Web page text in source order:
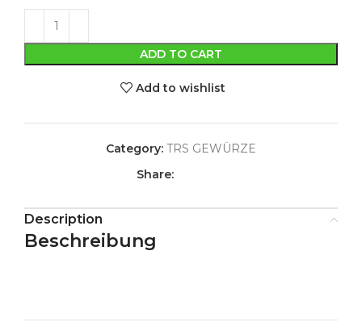
ADD TO CART
Add to wishlist
Category: TRS GEWÜRZE
Share:
Description
Beschreibung